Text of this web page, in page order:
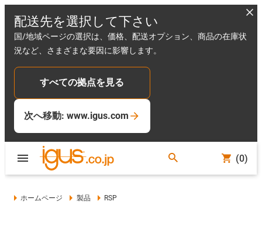
配送先を選択して下さい
国/地域ページの選択は、価格、配送オプション、商品の在庫状
況など、さまざまな要因に影響します。
すべての拠点を見る
次へ移動: www.igus.com
(0)
ホームページ 製品 RSP